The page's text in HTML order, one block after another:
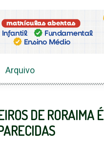
Arquivo
DE RORAIMA É